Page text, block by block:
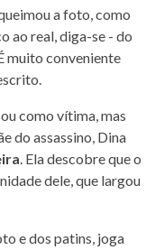
a foto, como
ao real, diga-se - do
muito conveniente
como vítima, mas
do assassino, Dina
. Ela descobre que o
dele, que largou
e dos patins, joga